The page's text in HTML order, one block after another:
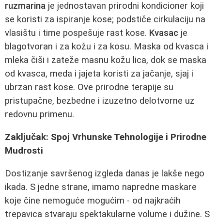
ruzmarina je jednostavan prirodni kondicioner koji
se koristi za ispiranje kose; podstiče cirkulaciju na
vlasištu i time pospešuje rast kose. Kvasac je
blagotvoran i za kožu i za kosu. Maska od kvasca i
mleka čiši i zateže masnu kožu lica, dok se maska
od kvasca, meda i jajeta koristi za jačanje, sjaj i
ubrzan rast kose. Ove prirodne terapije su
pristupačne, bezbedne i izuzetno delotvorne uz
redovnu primenu.
Zaključak: Spoj Vrhunske Tehnologije i Prirodne
Mudrosti
Dostizanje savršenog izgleda danas je lakše nego
ikada. S jedne strane, imamo napredne maskare
koje čine nemoguće mogućim - od najkraćih
trepavica stvaraju spektakularne volume i dužine. S